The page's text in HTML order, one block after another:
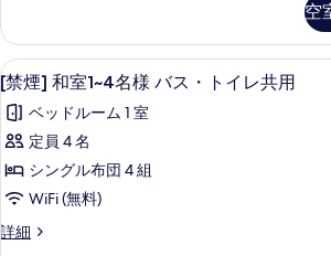
を
表
示
す
る
の
写
真
を
表
示
す
る
ャ
ワ
ー・
ト
イ
レ
あ
り、
1~3
名
様
シ
ャ
ワ
ト
イ
あ
空
[禁
煙]
和
室
1~4
名
様
[禁煙] 和室
8
[禁煙] 和室1~4名様 バス・トイレ共用
ベッドルーム 1 室
定員 4 名
シングル布団 4 組
WiFi (無料)
詳細
[禁